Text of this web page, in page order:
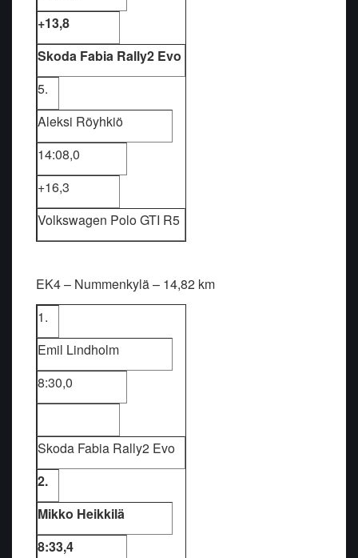
+13,8
Skoda Fabia Rally2 Evo
5.
Aleksi Röyhkiö
14:08,0
+16,3
Volkswagen Polo GTI R5
EK4 – Nummenkylä – 14,82 km
1.
Emil Lindholm
8:30,0
Skoda Fabia Rally2 Evo
2.
Mikko Heikkilä
8:33,4